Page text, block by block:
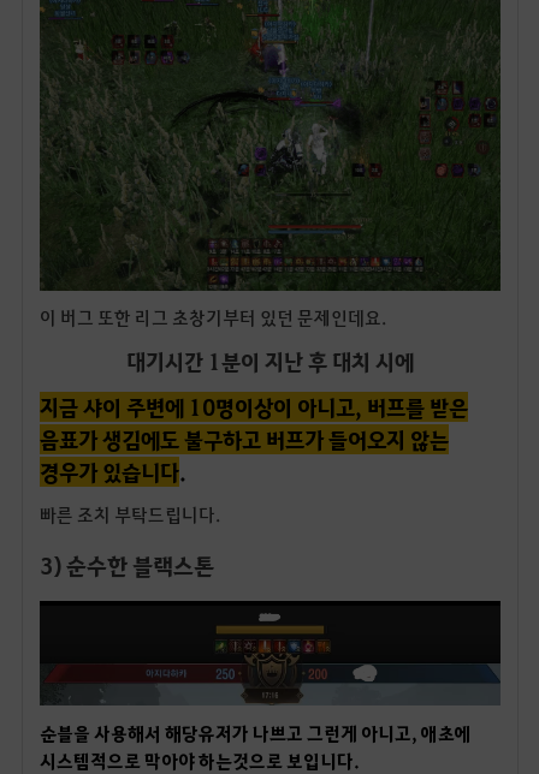
이 버그 또한 리그 초창기부터 있던 문제인데요.
대기시간 1분이 지난 후 대치 시에
지금 샤이 주변에 10명이상이 아니고, 버프를 받은
음표가 생김에도 불구하고 버프가 들어오지 않는
경우가 있습니다.
빠른 조치 부탁드립니다.
3) 순수한 블랙스톤
순블을 사용해서 해당유저가 나쁘고 그런게 아니고, 애초에
시스템적으로 막아야 하는것으로 보입니다.